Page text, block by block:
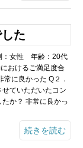
た
：女性 年齢：20代
おけるご満足度合
常に良かった Q２．
ていただいたコン
か？ 非常に良かっ
続きを読む